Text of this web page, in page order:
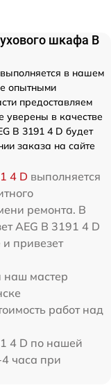
шкафа B
выполняется в нашем
опытными
предоставляем
в качестве
B 3191 4 D будет
заказа на сайте
4 D выполняется
ремонта. В
AEG B 3191 4 D
и привезет
наш мастер
работ над
4 D по нашей
часа при